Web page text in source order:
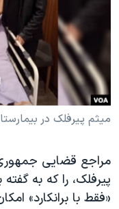
فرهنگ و زندگی
حقوق شهروندی
اقتصادی
علم و فناوری
اسرائیل در جنگ
آرشیو پخش زنده
انتخابات ریاست جمهوری
حمله جمهوری اسلامی
رمز مهسا
ورزش زنان در ایران
مجموعه مستندهای
تریبونال مردمی آبان ۹۸
زبانهای مختلف
میثم پیرفلک در
مراجع قضایی
پیرفلک، را که به
«فقط با برانکارد»